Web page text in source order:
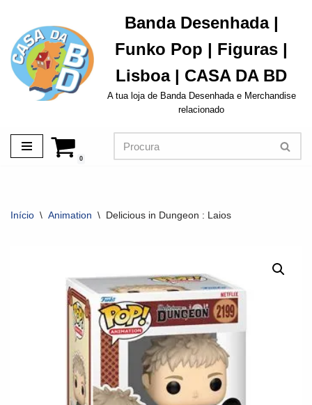
Avançar
para
o
conteúdo
Banda Desenhada |
Funko Pop | Figuras |
Lisboa | CASA DA BD
A tua loja de Banda Desenhada e Merchandise
relacionado
0
Início \ Animation \ Delicious in Dungeon : Laios